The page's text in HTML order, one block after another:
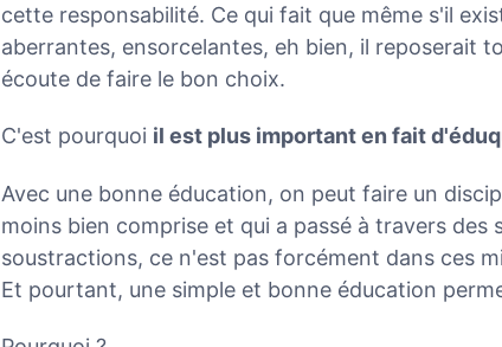
cette responsabilité. Ce qui fait que même s'il
aberrantes, ensorcelantes, eh bien, il reposerait
écoute de faire le bon choix.
C'est pourquoi il est plus important en fait
Avec une bonne éducation, on peut faire un
moins bien comprise et qui a passé à travers
soustractions, ce n'est pas forcément dans ces
Et pourtant, une simple et bonne éducation